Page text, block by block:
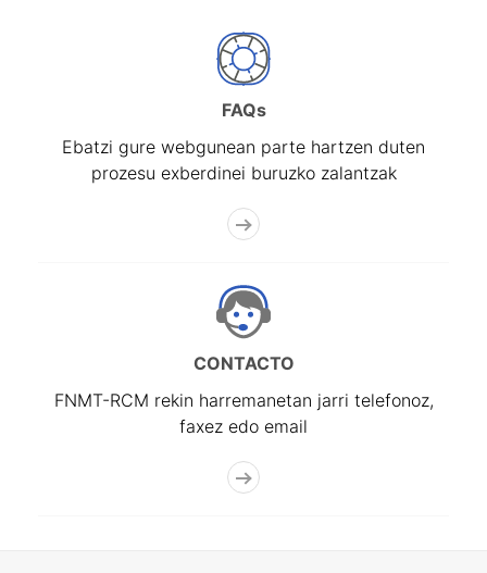
FAQs
Ebatzi gure webgunean parte hartzen duten
prozesu exberdinei buruzko zalantzak
CONTACTO
FNMT-RCM rekin harremanetan jarri telefonoz,
faxez edo email